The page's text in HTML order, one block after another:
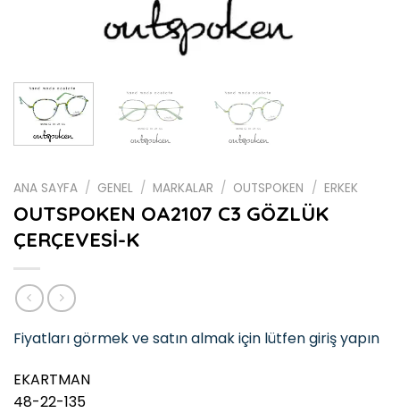
ANA SAYFA / GENEL / MARKALAR / OUTSPOKEN / ERKEK
OUTSPOKEN OA2107 C3 GÖZLÜK
ÇERÇEVESİ-K
Fiyatları görmek ve satın almak için lütfen giriş yapın
EKARTMAN
48-22-135